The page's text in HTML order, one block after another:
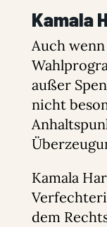
Kamala
Auch
außer
nicht
Kamala
dem